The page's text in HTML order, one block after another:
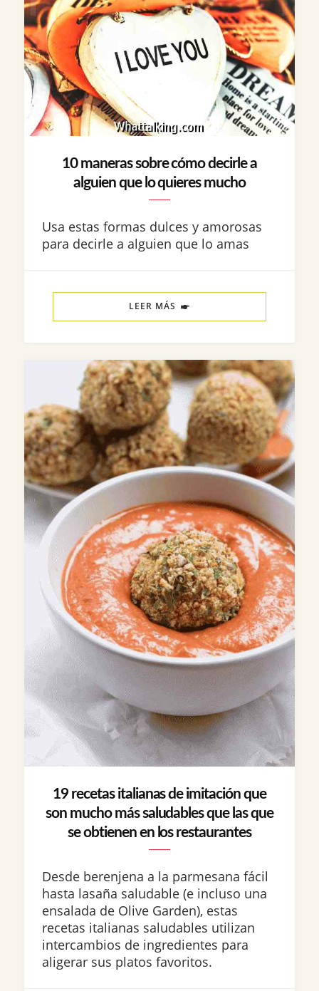
10 maneras sobre cómo decirle a
alguien que lo quieres mucho
Usa estas formas dulces y amorosas
para decirle a alguien que lo amas
LEER MÁS
19 recetas italianas de imitación que
son mucho más saludables que las que
se obtienen en los restaurantes
Desde berenjena a la parmesana fácil
hasta lasaña saludable (e incluso una
ensalada de Olive Garden), estas
recetas italianas saludables utilizan
intercambios de ingredientes para
aligerar sus platos favoritos.